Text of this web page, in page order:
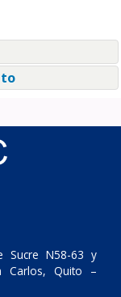
Sucre N58-63 y
Carlos, Quito –